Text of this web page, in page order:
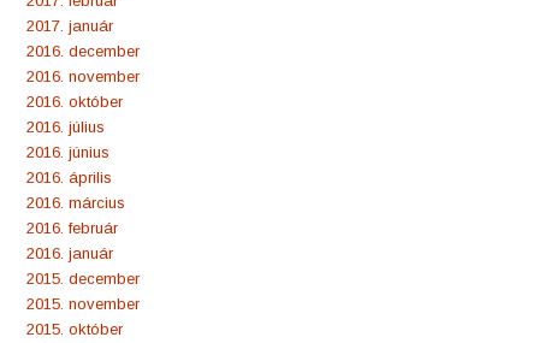
2017. január
2016. december
2016. november
2016. október
2016. július
2016. június
2016. április
2016. március
2016. február
2016. január
2015. december
2015. november
2015. október